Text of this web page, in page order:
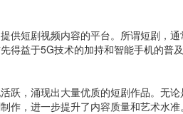
供短剧视频内容的平台。所谓短剧，
得益于5G技术的加持和智能手机的普
跃，涌现出大量优质的短剧作品。无
作，进一步提升了内容质量和艺术水准。